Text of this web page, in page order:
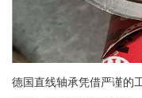
德国直线轴承凭借严谨的